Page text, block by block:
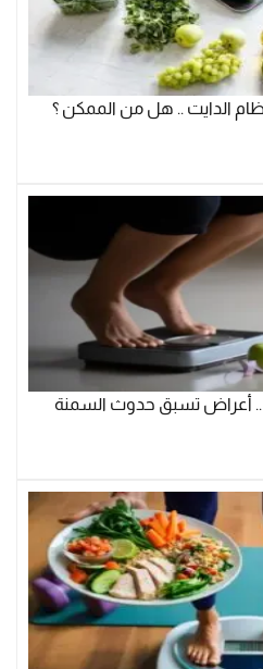
الدايت .. هل من الممكن ؟
.. أعراض تسبق حدوث السمنة